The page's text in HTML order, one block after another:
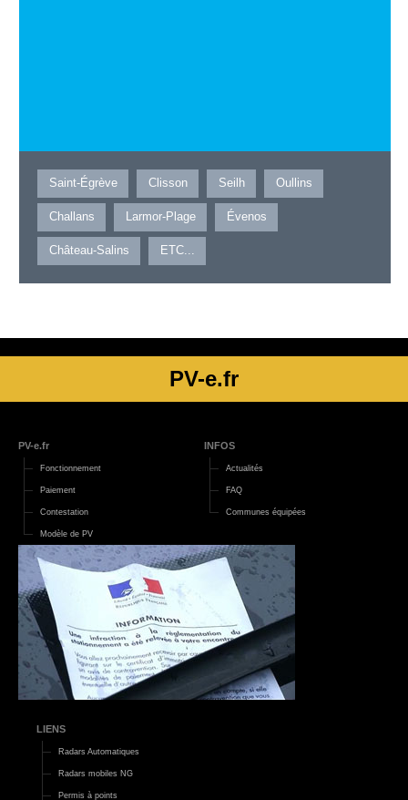
Saint-Égrève Clisson Seilh Oullins
Challans Larmor-Plage Évenos
Château-Salins ETC...
PV-e.fr
PV-e.fr
Fonctionnement
Paiement
Contestation
Modèle de PV
INFOS
Actualités
FAQ
Communes équipées
LIENS
Radars Automatiques
Radars mobiles NG
Permis à points